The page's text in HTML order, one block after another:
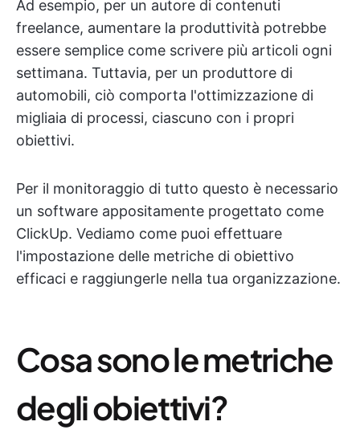
Ad esempio, per un autore di contenuti
freelance, aumentare la produttività potrebbe
essere semplice come scrivere più articoli ogni
settimana. Tuttavia, per un produttore di
automobili, ciò comporta l'ottimizzazione di
migliaia di processi, ciascuno con i propri
obiettivi.
Per il monitoraggio di tutto questo è necessario
un software appositamente progettato come
ClickUp. Vediamo come puoi effettuare
l'impostazione delle metriche di obiettivo
efficaci e raggiungerle nella tua organizzazione.
Cosa sono le metriche
degli obiettivi?